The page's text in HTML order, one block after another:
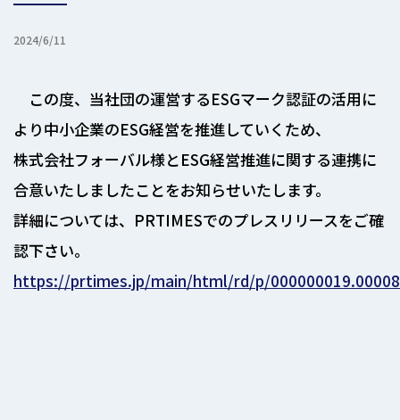
2024/6/11
この度、当社団の運営するESGマーク認証の活用に
より中小企業のESG経営を推進していくため、
株式会社フォーバル様とESG経営推進に関する連携に
合意いたしましたことをお知らせいたします。
詳細については、PRTIMESでのプレスリリースをご確
認下さい。
https://prtimes.jp/main/html/rd/p/